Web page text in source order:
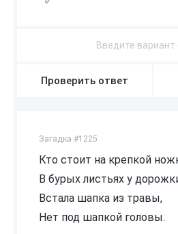
Проверить ответ
Загадка #1225
Кто стоит на крепкой
В бурых листьях у
Встала шапка из травы,
Нет под шапкой головы.